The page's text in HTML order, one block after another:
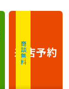
商談無料
来店予約